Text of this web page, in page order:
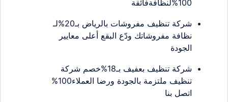
100%لنظافةفائقة
شركة تنظيف مفروشات بالرياض بـ20%لـ
نظافة مفروشاتك ودّع البقع أعلى معايير
الجودة
شركة تنظيف بعفيف بـ18%خصم شركة
تنظيف ملتزمة بالجودة ورضا العملاء100%
اتصل بنا